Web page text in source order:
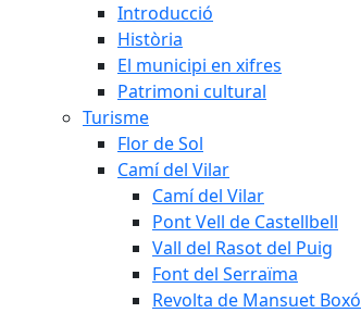
Introducció
Història
El municipi en xifres
Patrimoni cultural
Turisme
Flor de Sol
Camí del Vilar
Camí del Vilar
Pont Vell de Castellbell
Vall del Rasot del Puig
Font del Serraïma
Revolta de Mansuet Boxó